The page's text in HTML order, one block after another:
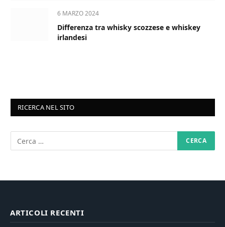
6 MARZO 2024
Differenza tra whisky scozzese e whiskey
irlandesi
RICERCA NEL SITO
ARTICOLI RECENTI